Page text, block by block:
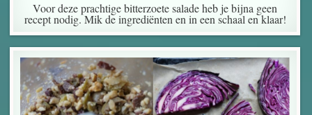
Voor deze prachtige bitterzoete salade heb je bijna geen
recept nodig. Mik de ingrediënten en in een schaal en klaar!